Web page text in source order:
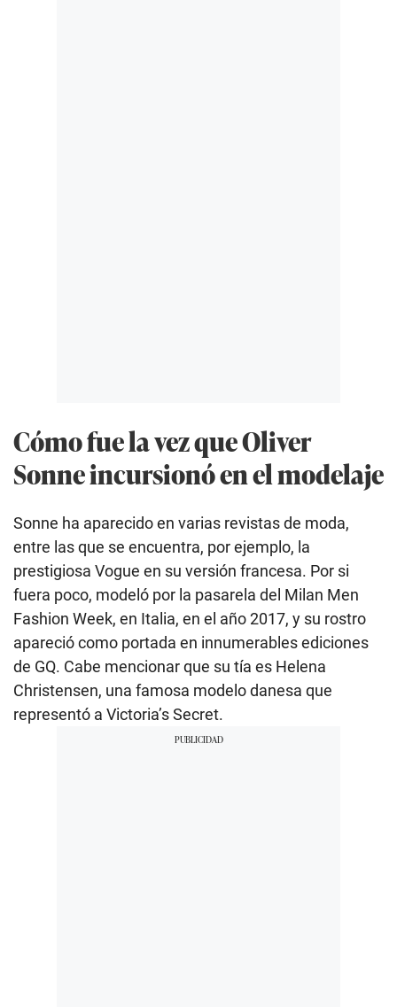
Cómo fue la vez que Oliver
Sonne incursionó en el modelaje
Sonne ha aparecido en varias revistas de moda,
entre las que se encuentra, por ejemplo, la
prestigiosa Vogue en su versión francesa. Por si
fuera poco, modeló por la pasarela del Milan Men
Fashion Week, en Italia, en el año 2017, y su rostro
apareció como portada en innumerables ediciones
de GQ. Cabe mencionar que su tía es Helena
Christensen, una famosa modelo danesa que
representó a Victoria’s Secret.